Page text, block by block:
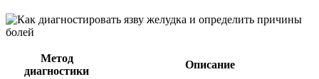
Метод
диагностики
Описание